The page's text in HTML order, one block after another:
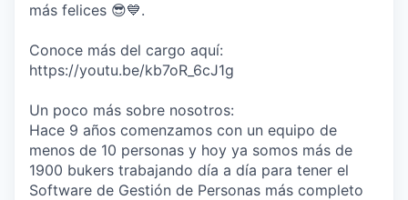
más felices 😎💙.
Conoce más del cargo aquí:
https://youtu.be/kb7oR_6cJ1g
Un poco más sobre nosotros:
Hace 9 años comenzamos con un equipo de
menos de 10 personas y hoy ya somos más de
1900 bukers trabajando día a día para tener el
Software de Gestión de Personas más completo